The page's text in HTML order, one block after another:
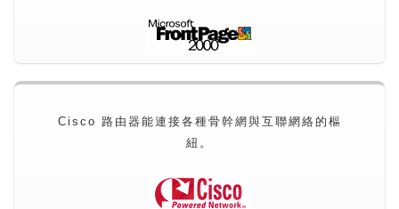
Cisco 路由器能連接各種骨幹網與互聯網絡的樞
紐。